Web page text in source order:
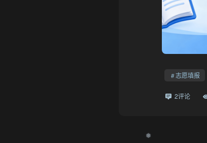
志愿填报
2评论